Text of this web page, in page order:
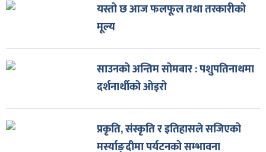
यस्तो छ आज फलफूल तथा तरकारीको
मूल्य
साउनको अन्तिम सोमबार : पशुपतिनाथमा
दर्शनार्थीको ओइरो
प्रकृति, संस्कृति र इतिहासले सजिएको
मर्स्याङ्दीमा पर्यटनको सम्भावना